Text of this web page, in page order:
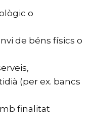
o
de béns físics o
(per ex. bancs
finalitat